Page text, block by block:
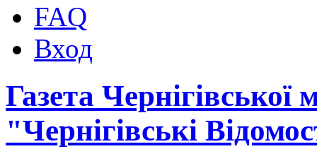
FAQ
Вход
Газета Чернігівської
"Чернігівські